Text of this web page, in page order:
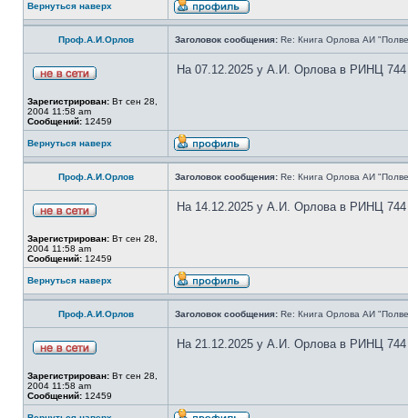
Вернуться наверх
Проф.А.И.Орлов Заголовок сообщения: Re: Книга Орлова АИ
Зарегистрирован: Вт сен 28,
2004 11:58 am
Сообщений: 12459
На 07.12.2025 у А.И. Орлова в РИНЦ 744
Вернуться наверх
Проф.А.И.Орлов Заголовок сообщения: Re: Книга Орлова АИ
Зарегистрирован: Вт сен 28,
2004 11:58 am
Сообщений: 12459
На 14.12.2025 у А.И. Орлова в РИНЦ 744
Вернуться наверх
Проф.А.И.Орлов Заголовок сообщения: Re: Книга Орлова АИ
Зарегистрирован: Вт сен 28,
2004 11:58 am
Сообщений: 12459
На 21.12.2025 у А.И. Орлова в РИНЦ 744